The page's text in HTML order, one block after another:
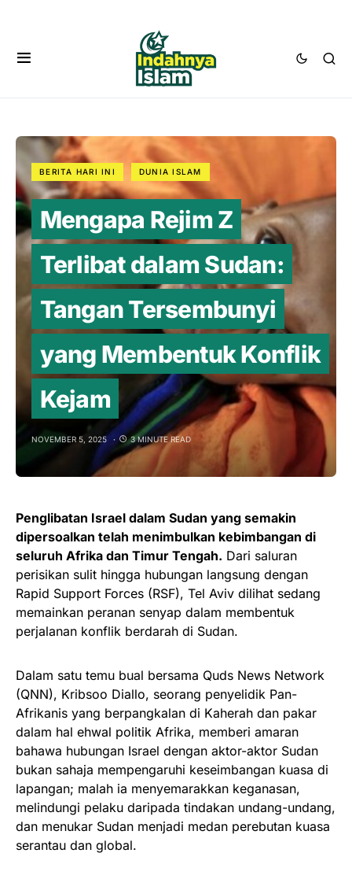
BERITA HARI INI DUNIA ISLAM
Mengapa Rejim Z
Terlibat dalam Sudan:
Tangan Tersembunyi
yang Membentuk Konflik
Kejam
NOVEMBER 5, 2025 3 MINUTE READ
Penglibatan Israel dalam Sudan yang semakin
dipersoalkan telah menimbulkan kebimbangan di
seluruh Afrika dan Timur Tengah. Dari saluran
perisikan sulit hingga hubungan langsung dengan
Rapid Support Forces (RSF), Tel Aviv dilihat sedang
memainkan peranan senyap dalam membentuk
perjalanan konflik berdarah di Sudan.
Dalam satu temu bual bersama Quds News Network
(QNN), Kribsoo Diallo, seorang penyelidik Pan-
Afrikanis yang berpangkalan di Kaherah dan pakar
dalam hal ehwal politik Afrika, memberi amaran
bahawa hubungan Israel dengan aktor-aktor Sudan
bukan sahaja mempengaruhi keseimbangan kuasa di
lapangan; malah ia menyemarakkan keganasan,
melindungi pelaku daripada tindakan undang-undang,
dan menukar Sudan menjadi medan perebutan kuasa
serantau dan global.